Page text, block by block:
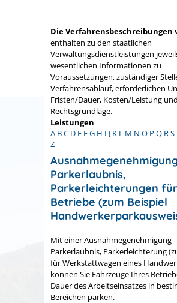
Die Verfahrensbeschreibungen
enthalten zu den staatlichen
Verwaltungsdienstleistungen
wesentlichen Informationen zu
Voraussetzungen, zuständiger
Verfahrensablauf, erforderlichen
Fristen/Dauer, Kosten/Leistung und
Rechtsgrundlage.
Leistungen
A BC D E FG H I J K L M N O P Q RS
Z
Parkerlaubnis,
Parkerleichterungen für
Betriebe (zum Beispiel
Mit einer Ausnahmegenehmigung
Parkerlaubnis, Parkerleichterung
für Werkstattwagen eines
können Sie Fahrzeuge Ihres
Dauer des Arbeitseinsatzes in
Bereichen parken.